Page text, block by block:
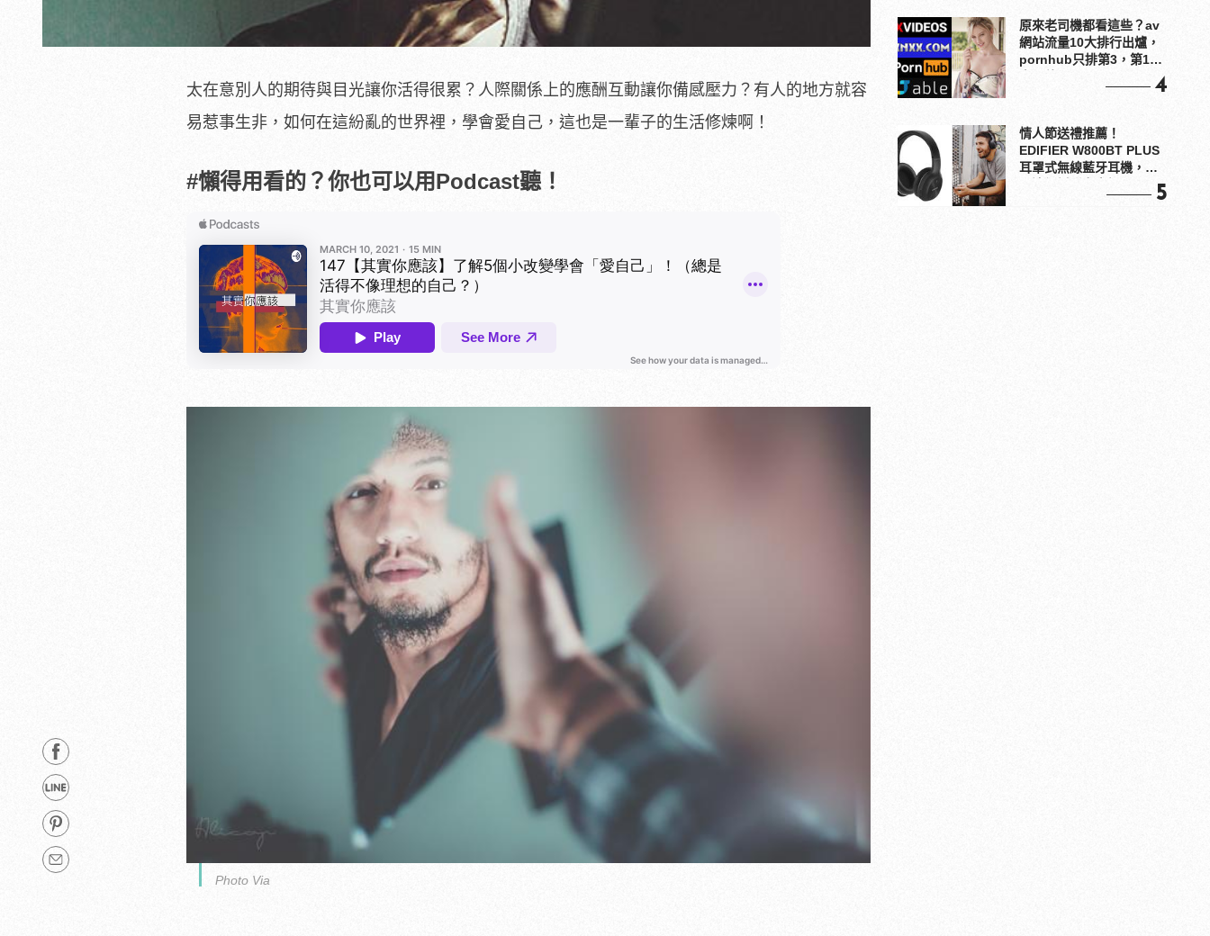
太在意別人的期待與目光讓你活得很累？人際關係上的應酬互動讓你備感壓力？有人的地方就容
易惹事生非，如何在這紛亂的世界裡，學會愛自己，這也是一輩子的生活修煉啊！
#懶得用看的？你也可以用Podcast聽！
Photo Via
原來老司機都看這些？av
網站流量10大排行出爐，
pornhub只排第3，第1名
4
情人節送禮推薦！
EDIFIER W800BT PLUS
耳罩式無線藍牙耳機，在
5